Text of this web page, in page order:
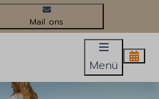
info@callinghevakanties.nl
Menü